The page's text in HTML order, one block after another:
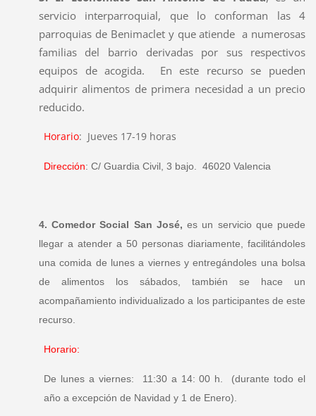
servicio interparroquial, que lo conforman las 4
parroquias de Benimaclet y que atiende a numerosas
familias del barrio derivadas por sus respectivos
equipos de acogida. En este recurso se pueden
adquirir alimentos de primera necesidad a un precio
reducido.
Horario: Jueves 17-19 horas
Dirección: C/ Guardia Civil, 3 bajo. 46020 Valencia
4. Comedor Social San José, es un servicio que puede
llegar a atender a 50 personas diariamente, facilitándoles
una comida de lunes a viernes y entregándoles una bolsa
de alimentos los sábados, también se hace un
acompañamiento individualizado a los participantes de este
recurso.
Horario:
De lunes a viernes: 11:30 a 14: 00 h. (durante todo el
año a excepción de Navidad y 1 de Enero).